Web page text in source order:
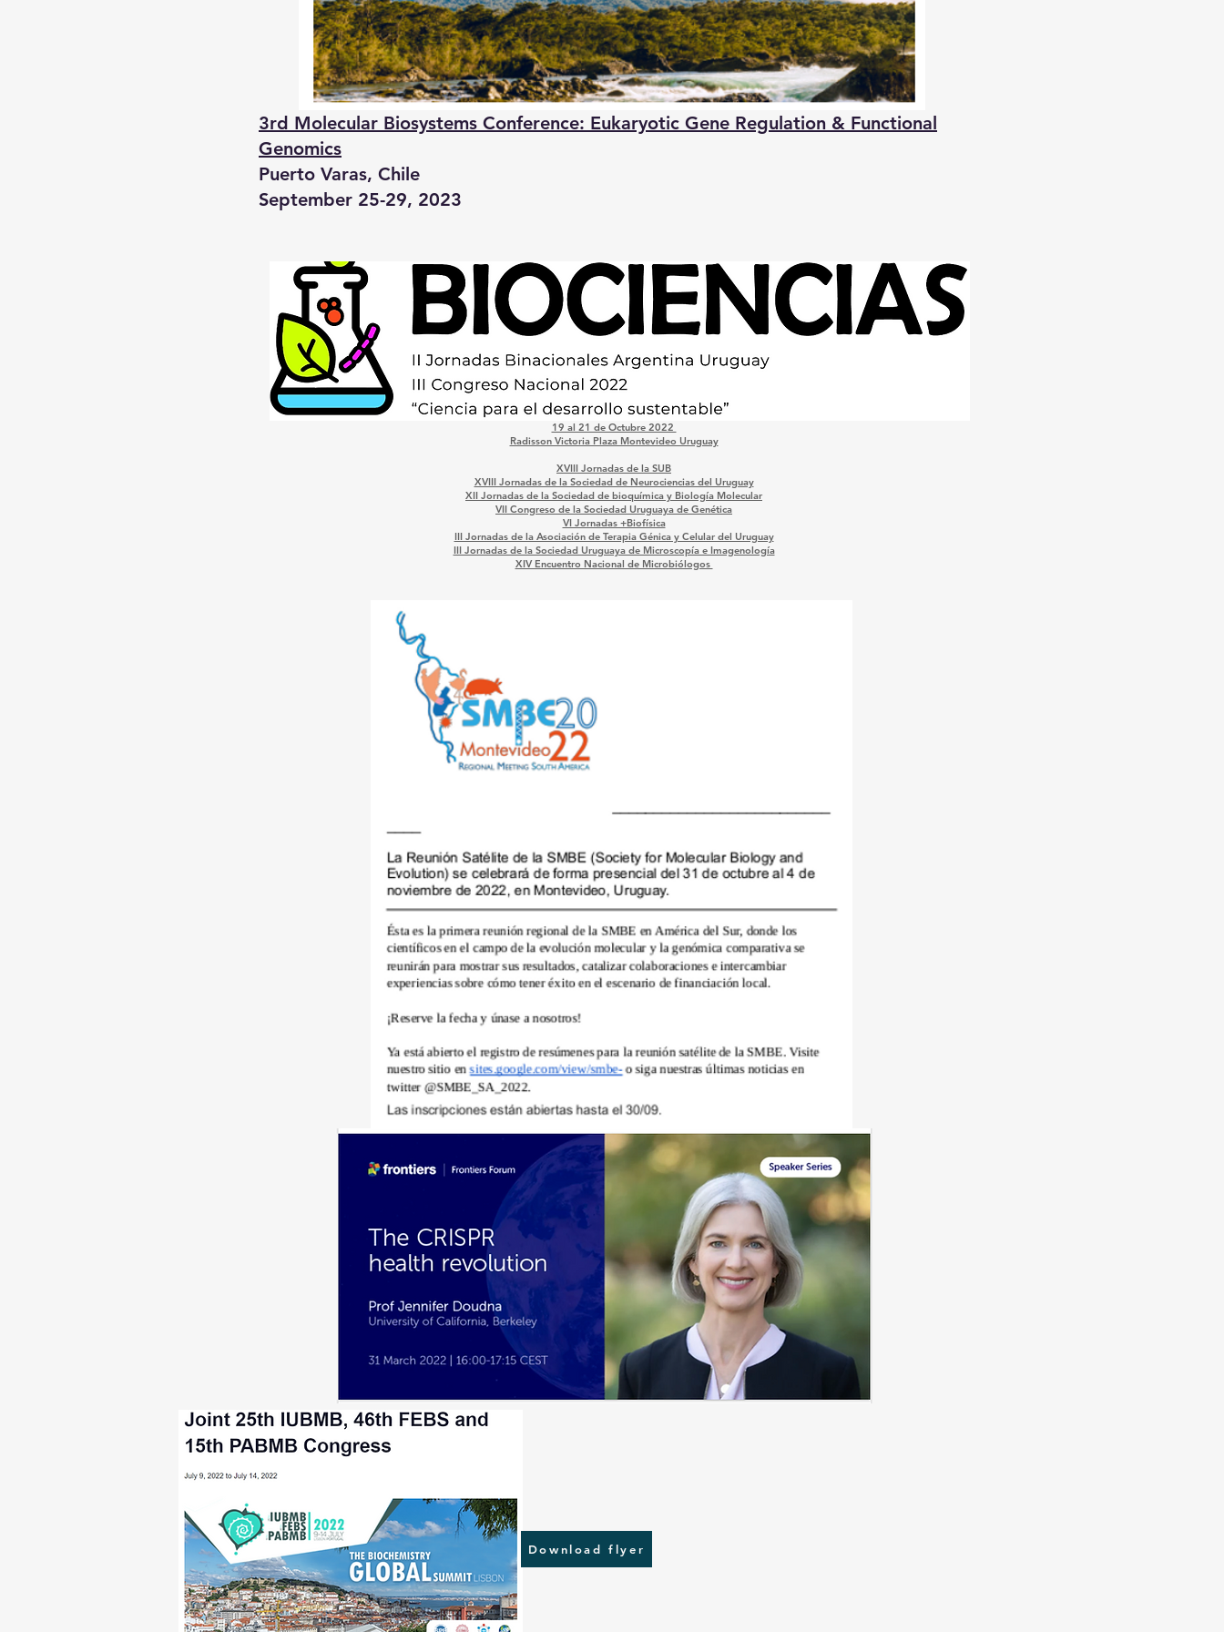
3rd Molecular Biosystems Conference: Eukaryotic Gene Regulation & Functional
Genomics
Puerto Varas, Chile
September 25-29, 2023
19 al 21 de Octubre 2022
Radisson Victoria Plaza Montevideo Uruguay
XVIII Jornadas de la SUB
XVIII Jornadas de la Sociedad de Neurociencias del Uruguay
XII Jornadas de la Sociedad de bioquímica y Biología Molecular
VII Congreso de la Sociedad Uruguaya de Genética
VI Jornadas +Biofísica
III Jornadas de la Asociación de Terapia Génica y Celular del Uruguay
III Jornadas de la Sociedad Uruguaya de Microscopía e Imagenología
XIV Encuentro Nacional de Microbiólogos
Download flyer